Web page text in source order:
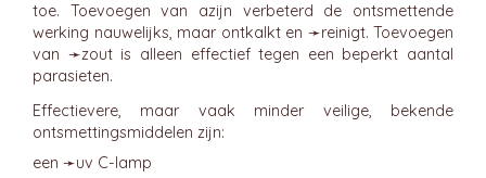
toe. Toevoegen van azijn verbeterd de ontsmettende
werking nauwelijks, maar ontkalkt en ➛reinigt. Toevoegen
van ➛zoutis alleen effectief tegen een beperkt aantal
parasieten.
Effectievere, maar vaak minder veilige, bekende
ontsmettingsmiddelen zijn:
een ➛uv C-lamp